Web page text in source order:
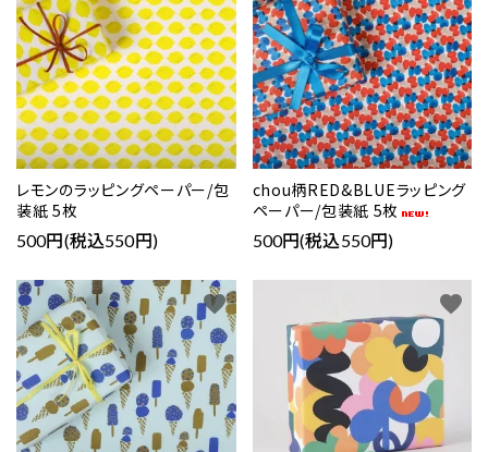
レモンのラッピングペーパー/包
装紙 5枚
500円(税込550円)
chou柄RED&BLUEラッピング
ペーパー/包装紙 5枚
500円(税込550円)
favorite favorite